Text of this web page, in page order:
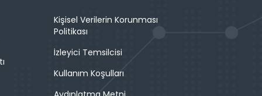
Kişisel Verilerin Korunması
Politikası
İzleyici Temsilcisi
Kullanım Koşulları